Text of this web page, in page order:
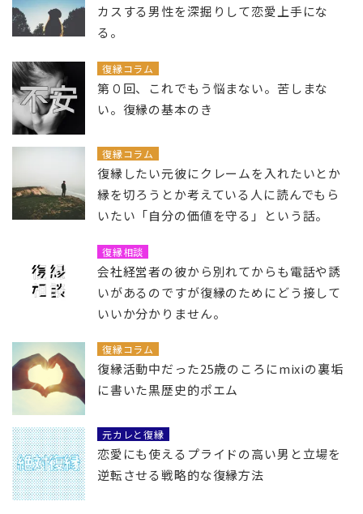
カスする男性を深掘りして恋愛上手にな
る。
復縁コラム
第０回、これでもう悩まない。苦しまな
い。復縁の基本のき
復縁コラム
復縁したい元彼にクレームを入れたいとか
縁を切ろうとか考えている人に読んでもら
いたい「自分の価値を守る」という話。
復縁相談
会社経営者の彼から別れてからも電話や誘
いがあるのですが復縁のためにどう接して
いいか分かりません。
復縁コラム
復縁活動中だった25歳のころにmixiの裏垢
に書いた黒歴史的ポエム
元カレと復縁
恋愛にも使えるプライドの高い男と立場を
逆転させる戦略的な復縁方法